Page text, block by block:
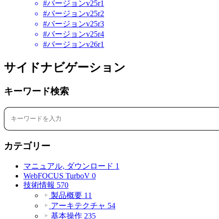
#バージョンv25r1
#バージョンv25r2
#バージョンv25r3
#バージョンv25r4
#バージョンv26r1
サイドナビゲーション
キーワード検索
カテゴリー
マニュアル, ダウンロード 1
WebFOCUS TurboV 0
技術情報 570
製品概要 11
アーキテクチャ 54
基本操作 235